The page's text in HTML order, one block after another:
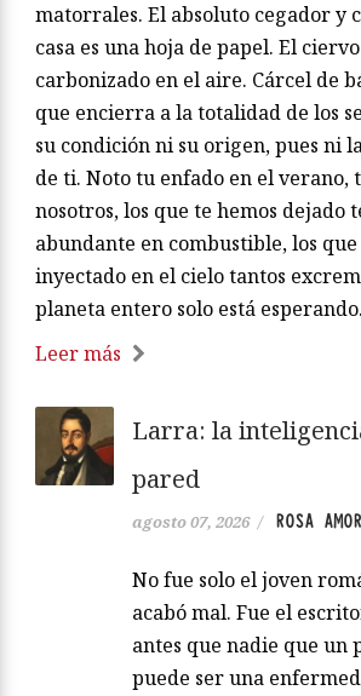
matorrales. El absoluto cegador y
casa es una hoja de papel. El
carbonizado en el aire. Cárcel de
que encierra a la totalidad de los
su condición ni su origen, pues ni
de ti. Noto tu enfado en el verano,
nosotros, los que te hemos
abundante en combustible, los que
inyectado en el cielo tantos
planeta entero solo está
Leer más
Larra: la
pared
agosto 07, 2026 / ROSA
No fue solo el joven
acabó mal. Fue el
antes que nadie que un
puede ser una